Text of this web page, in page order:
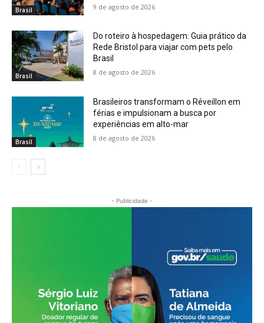
Brasil 9 de agosto de 2026
Brasil
Do roteiro à hospedagem: Guia prático da
Rede Bristol para viajar com pets pelo
Brasil
8 de agosto de 2026
Brasil
Brasileiros transformam o Réveillon em
férias e impulsionam a busca por
experiências em alto-mar
8 de agosto de 2026
- Publicidade -